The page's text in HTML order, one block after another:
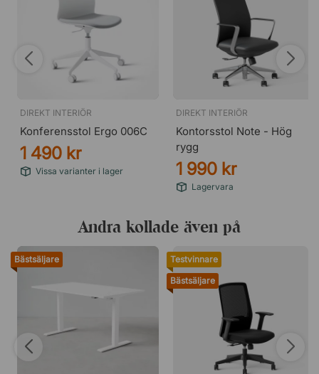
DIREKT INTERIÖR
Konferensstol Ergo 006C
1 490 kr
Vissa varianter i lager
DIREKT INTERIÖR
Kontorsstol Note - Hög
rygg
1 990 kr
Lagervara
Andra kollade även på
Bästsäljare
Testvinnare
Bästsäljare